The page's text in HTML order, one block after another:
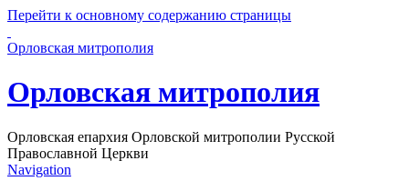
Перейти к основному содержанию страницы
Орловская митрополия
Орловская митрополия
Орловская епархия Орловской митрополии Русской
Православной Церкви
Navigation